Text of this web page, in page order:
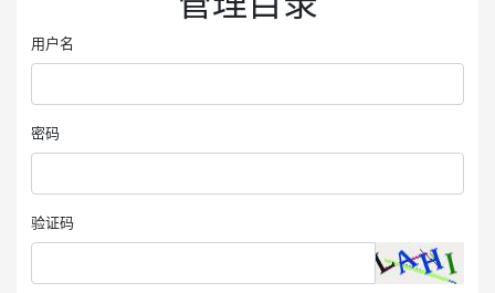
用户名
密码
验证码